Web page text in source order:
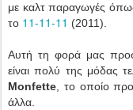
με καλτ παραγωγές
το 11-11-11 (2011).
Αυτή τη φορά μας
είναι πολύ της μόδας
Monfette , το οποίο
άλλα.